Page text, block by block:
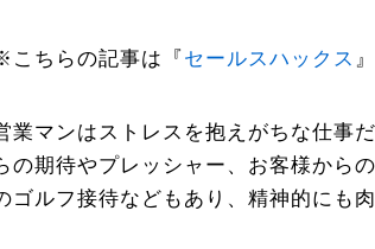
こちらの記事は『セールスハックス
業マンはストレスを抱えがちな仕事
の期待やプレッシャー、お客様から
ゴルフ接待などもあり、精神的にも